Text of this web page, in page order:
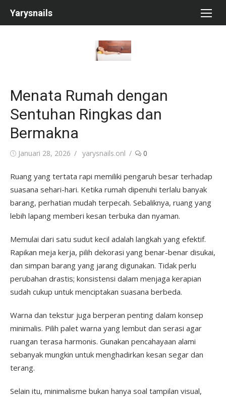
Yarysnails
Menata Rumah dengan
Sentuhan Ringkas dan
Bermakna
Posted
Januari 28, 2026 Author
yarysnails.onl 0
Ruang yang tertata rapi memiliki pengaruh besar terhadap
suasana sehari-hari. Ketika rumah dipenuhi terlalu banyak
barang, perhatian mudah terpecah. Sebaliknya, ruang yang
lebih lapang memberi kesan terbuka dan nyaman.
Memulai dari satu sudut kecil adalah langkah yang efektif.
Rapikan meja kerja, pilih dekorasi yang benar-benar disukai,
dan simpan barang yang jarang digunakan. Tidak perlu
perubahan drastis; konsistensi dalam menjaga kerapian
sudah cukup untuk menciptakan suasana berbeda.
Warna dan tekstur juga berperan penting dalam konsep
minimalis. Pilih palet warna yang lembut dan serasi agar
ruangan terasa harmonis. Gunakan pencahayaan alami
sebanyak mungkin untuk menghadirkan kesan segar dan
terang.
Selain itu, minimalisme bukan hanya soal tampilan visual,